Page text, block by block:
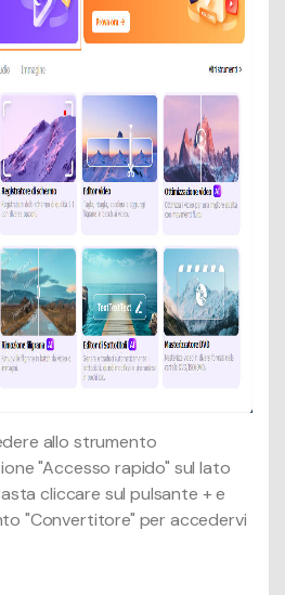
allo strumento
"Accesso rapido" sul lato
cliccare sul pulsante + e
"Convertitore" per accedervi